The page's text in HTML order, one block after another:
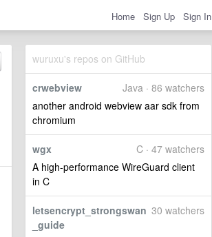
Home Sign Up Sign In
wuruxu's repos on GitHub
Java · 86 watchers
crwebview
another android webview aar sdk from
chromium
C · 47 watchers
wgx
A high-performance WireGuard client
in C
30 watchers
letsencrypt_strongswan
_guide